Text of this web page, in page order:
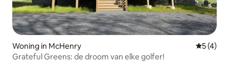
Woning in McHenry
5 (4)
Grateful Greens: de droom van elke golfer!